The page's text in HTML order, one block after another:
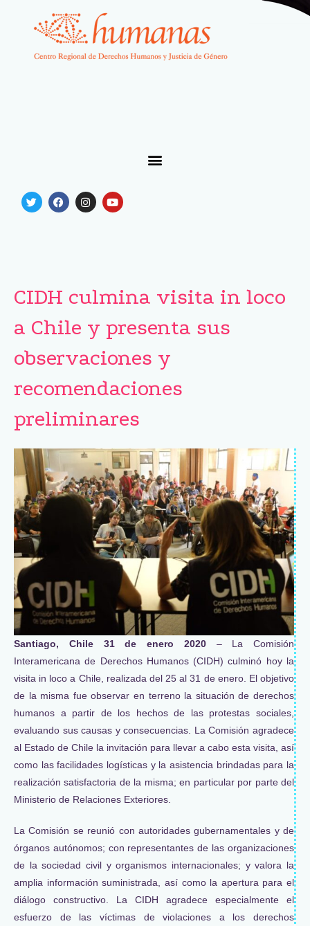
CIDH culmina visita in loco
a Chile y presenta sus
observaciones y
recomendaciones
preliminares
Santiago, Chile 31 de enero 2020– La Comisión
Interamericana de Derechos Humanos (CIDH) culminó hoy la
visita in loco a Chile, realizada del 25 al 31 de enero. El objetivo
de la misma fue observar en terreno la situación de derechos
humanos a partir de los hechos de las protestas sociales,
evaluando sus causas y consecuencias. La Comisión agradece
al Estado de Chile la invitación para llevar a cabo esta visita, así
como las facilidades logísticas y la asistencia brindadas para la
realización satisfactoria de la misma; en particular por parte del
Ministerio de Relaciones Exteriores.
La Comisión se reunió con autoridades gubernamentales y de
órganos autónomos; con representantes de las organizaciones
de la sociedad civil y organismos internacionales; y valora la
amplia información suministrada, así como la apertura para el
diálogo constructivo. La CIDH agradece especialmente el
esfuerzo de las víctimas de violaciones a los derechos